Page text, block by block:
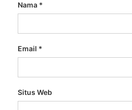
Nama *
Email *
Situs Web